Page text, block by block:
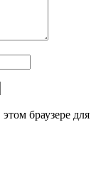
браузере для